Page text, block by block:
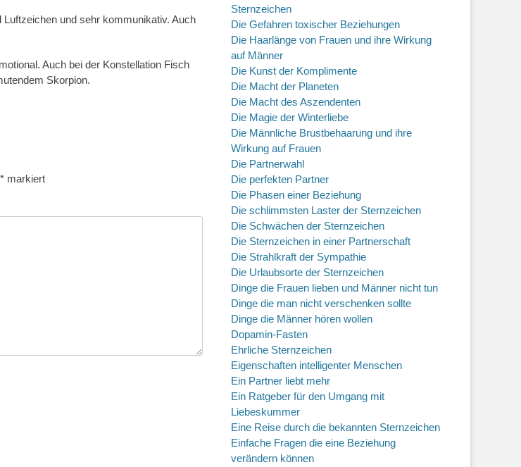
und sehr kommunikativ. Auch
Auch bei der Konstellation Fisch
Skorpion.
* markiert
Sternzeichen
Die Gefahren toxischer Beziehungen
Die Haarlänge von Frauen und ihre Wirkung
auf Männer
Die Kunst der Komplimente
Die Macht der Planeten
Die Macht des Aszendenten
Die Magie der Winterliebe
Die Männliche Brustbehaarung und ihre
Wirkung auf Frauen
Die Partnerwahl
Die perfekten Partner
Die Phasen einer Beziehung
Die schlimmsten Laster der Sternzeichen
Die Schwächen der Sternzeichen
Die Sternzeichen in einer Partnerschaft
Die Strahlkraft der Sympathie
Die Urlaubsorte der Sternzeichen
Dinge die Frauen lieben und Männer nicht tun
Dinge die man nicht verschenken sollte
Dinge die Männer hören wollen
Dopamin-Fasten
Ehrliche Sternzeichen
Eigenschaften intelligenter Menschen
Ein Partner liebt mehr
Ein Ratgeber für den Umgang mit
Liebeskummer
Eine Reise durch die bekannten Sternzeichen
Einfache Fragen die eine Beziehung
verändern können